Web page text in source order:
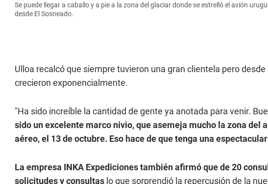
Se puede llegar a caballo y a pie a la zona del glaciar donde se estrelló el avión
desde El Sosneado.
Ulloa recalcó que siempre tuvieron una gran clientela pero
crecieron exponencialmente.
"Ha sido increíble la cantidad de gente ya anotada para venir.
sido un excelente marco nivio, que asemeja mucho la zona del
aéreo, el 13 de octubre. Eso hace de que tenga una
La empresa INKA Expedicionestambién afirmó que de 20
solicitudes y consultas lo que sorprendió la repercusión de la